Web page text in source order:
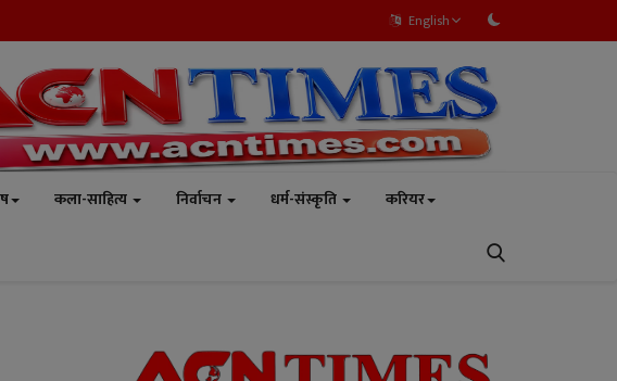
English
कला-साहित्य निर्वाचन धर्म-संस्कृति करियर